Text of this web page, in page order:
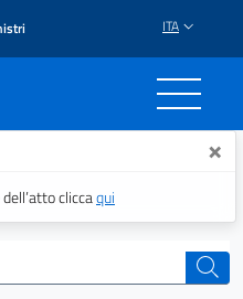
ITA
portale ×
cliccaqui
cerca